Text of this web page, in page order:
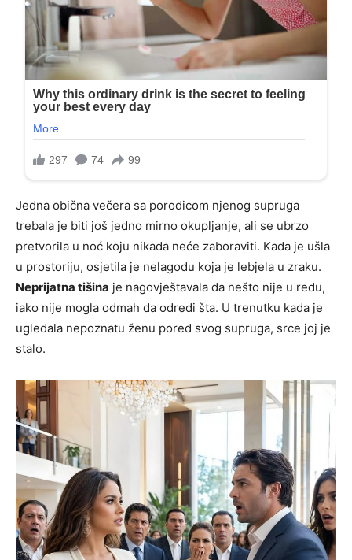
Jedna obična večera sa porodicom njenog supruga
trebala je biti još jedno mirno okupljanje, ali se ubrzo
pretvorila u noć koju nikada neće zaboraviti. Kada je ušla
u prostoriju, osjetila je nelagodu koja je lebjela u zraku.
Neprijatna tišina je nagovještavala da nešto nije u redu,
iako nije mogla odmah da odredi šta. U trenutku kada je
ugledala nepoznatu ženu pored svog supruga, srce joj je
stalo.